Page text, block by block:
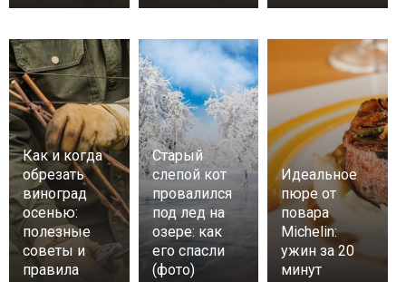
Как и когда
обрезать
виноград
осенью:
полезные
советы и
правила
Старый
слепой кот
провалился
под лед на
озере: как
его спасли
(фото)
Идеальное
пюре от
повара
Michelin:
ужин за 20
минут